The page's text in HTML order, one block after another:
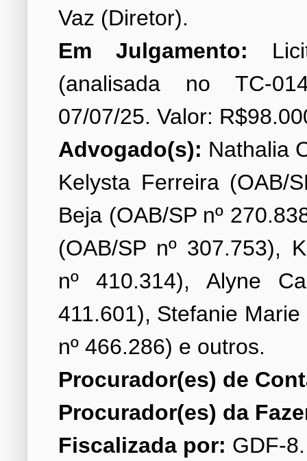
Em Julgamento:
(analisada no TC-
Advogado(s): Nathalia
Kelysta Ferreira (OAB/
Beja (OAB/SP nº
(OAB/SP nº 307.753),
nº 410.314), Alyne
411.601), Stefanie
Procurador(es) de
Procurador(es) da
Fiscalizada por: